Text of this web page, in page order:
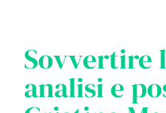
Sovvertire
analisi e